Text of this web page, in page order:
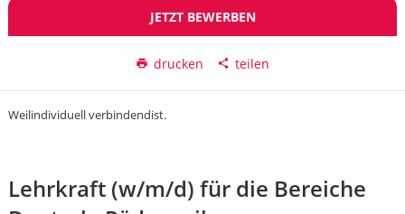
JETZT BEWERBEN
drucken teilen
Weilindividuell verbindendist.
Lehrkraft (w/m/d) für die Bereiche